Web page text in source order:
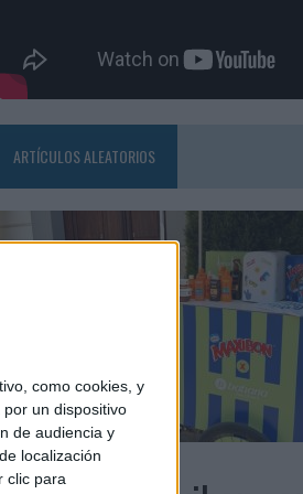
como cookies, y
un dispositivo
de audiencia y
localización
clic para
ARTÍCULOS ALEATORIOS
08/2026